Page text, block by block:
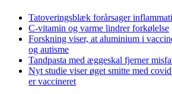
Tatoveringsblæk forårsager
C-vitamin og varme lindrer forkølelse
Forskning viser, at aluminium i
og autisme
Tandpasta med æggeskal fjerner
Nyt studie viser øget smitte med
er vaccineret